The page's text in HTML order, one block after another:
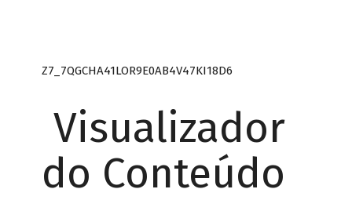
Z7_7QGCHA41LOR9E0AB4V47KI18D6
Visualizador
do Conteúdo